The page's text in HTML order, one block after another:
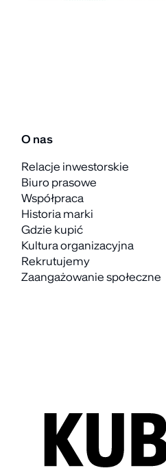
O nas
Relacje inwestorskie
Biuro prasowe
Współpraca
Historia marki
Gdzie kupić
Kultura organizacyjna
Rekrutujemy
Zaangażowanie społeczne